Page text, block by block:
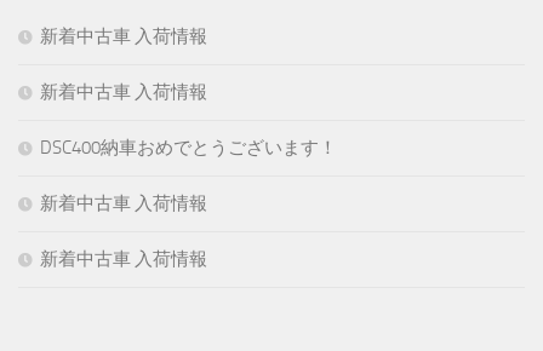
新着中古車 入荷情報
新着中古車 入荷情報
DSC400納車おめでとうございます！
新着中古車 入荷情報
新着中古車 入荷情報